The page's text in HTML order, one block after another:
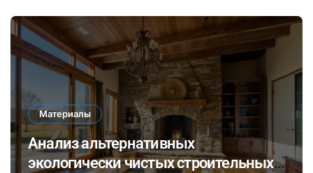
Материалы
Анализ альтернативных
экологически чистых строительных